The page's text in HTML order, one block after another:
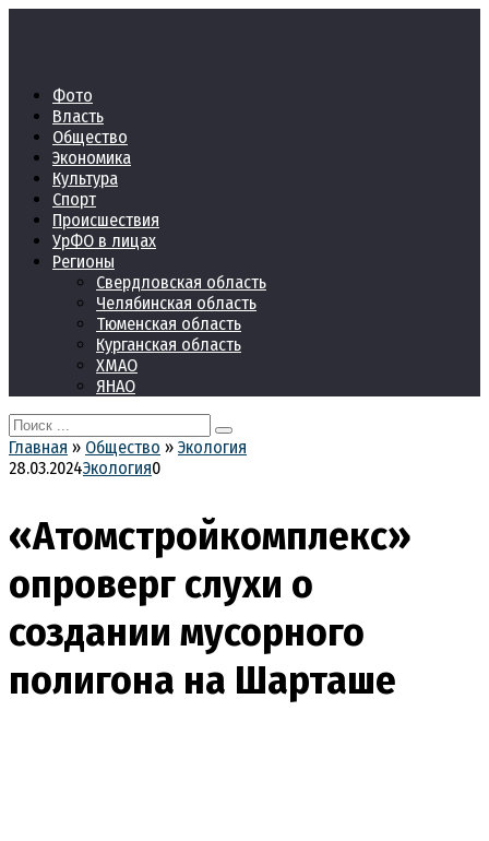
Фото
Власть
Общество
Экономика
Культура
Спорт
Происшествия
УрФО в лицах
Регионы
Свердловская область
Челябинская область
Тюменская область
Курганская область
ХМАО
ЯНАО
Search
for:
Главная » Общество » Экология
28.03.2024Экология0
«Атомстройкомплекс»
опроверг слухи о
создании мусорного
полигона на Шарташе